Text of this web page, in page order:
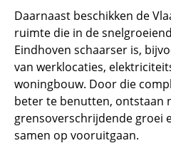
Daarnaast beschikken de
ruimte die in de
Eindhoven schaarser is,
van werklocaties,
woningbouw. Door die
beter te benutten, ontstaan
grensoverschrijdende groei
samen op vooruitgaan.